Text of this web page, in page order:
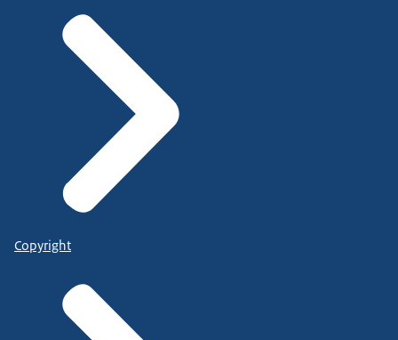
Copyright